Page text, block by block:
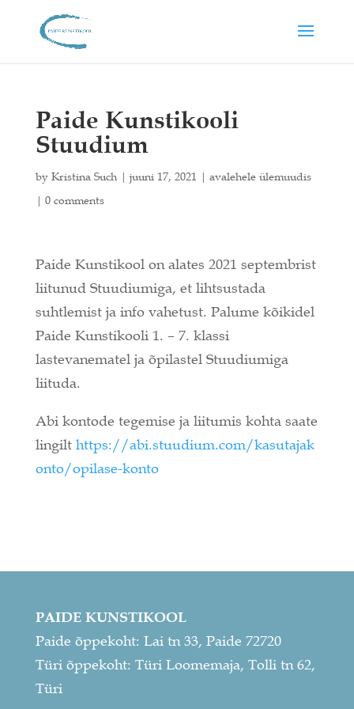
Paide Kunstikooli
Stuudium
by Kristina Such| juuni 17, 2021 | avalehele ülemuudis
| 0 comments
Paide Kunstikool on alates 2021 septembrist
liitunud Stuudiumiga, et lihtsustada
suhtlemist ja info vahetust. Palume kõikidel
Paide Kunstikooli 1. – 7. klassi
lastevanematel ja õpilastel Stuudiumiga
liituda.
Abi kontode tegemise ja liitumis kohta saate
lingilt https://abi.stuudium.com/kasutajak
onto/opilase-konto
PAIDE KUNSTIKOOL
Paide õppekoht: Lai tn 33, Paide 72720
Türi õppekoht: Türi Loomemaja, Tolli tn 62,
Türi